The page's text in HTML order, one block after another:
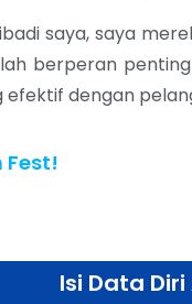
saya, saya
berperan
efektif dengan
Fest!
Isi Data